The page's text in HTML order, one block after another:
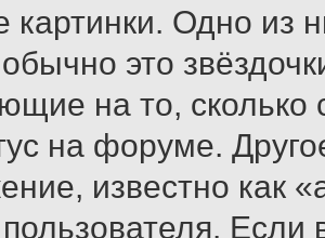
картинки. Одно из
это
на то,
на форуме.
известно как